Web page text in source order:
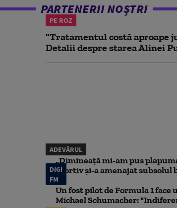
PARTENERII NOȘTRI
PE ROZ
"Tratamentul costă aproape
Detalii despre starea Alinei
ADEVĂRUL
„Dimineață mi-am pus
sportiv și-a amenajat subsolul
DIGI
FM
Un fost pilot de Formula 1
Michael Schumacher: